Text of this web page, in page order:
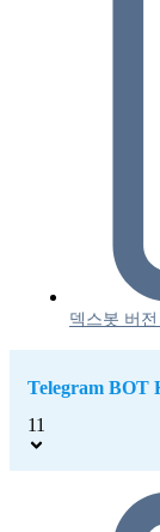
덱스봇 버
Telegram BOT
11